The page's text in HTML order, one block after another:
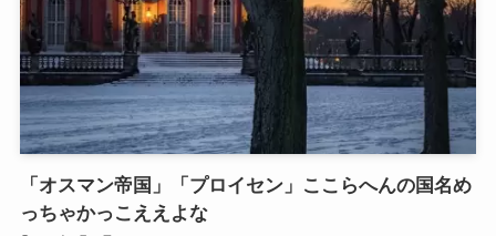
「オスマン帝国」「プロイセン」ここらへんの国名め
っちゃかっこええよな